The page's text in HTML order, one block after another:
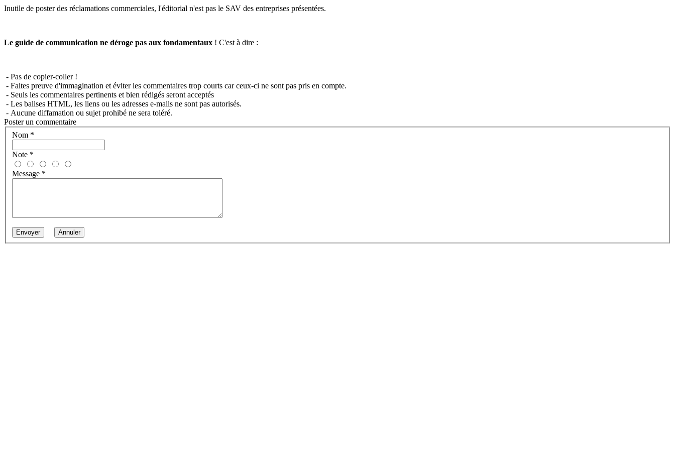
Inutile de poster des réclamations commerciales, l'éditorial n'est pas le SAV des entreprises présentées.
Le guide de communication ne déroge pas aux fondamentaux ! C'est à dire :
- Pas de copier-coller !
- Faites preuve d'immagination et éviter les commentaires trop courts car ceux-ci ne sont pas pris en compte.
- Seuls les commentaires pertinents et bien rédigés seront acceptés
- Les balises HTML, les liens ou les adresses e-mails ne sont pas autorisés.
- Aucune diffamation ou sujet prohibé ne sera toléré.
Poster un commentaire
Nom *
Note *
Message *